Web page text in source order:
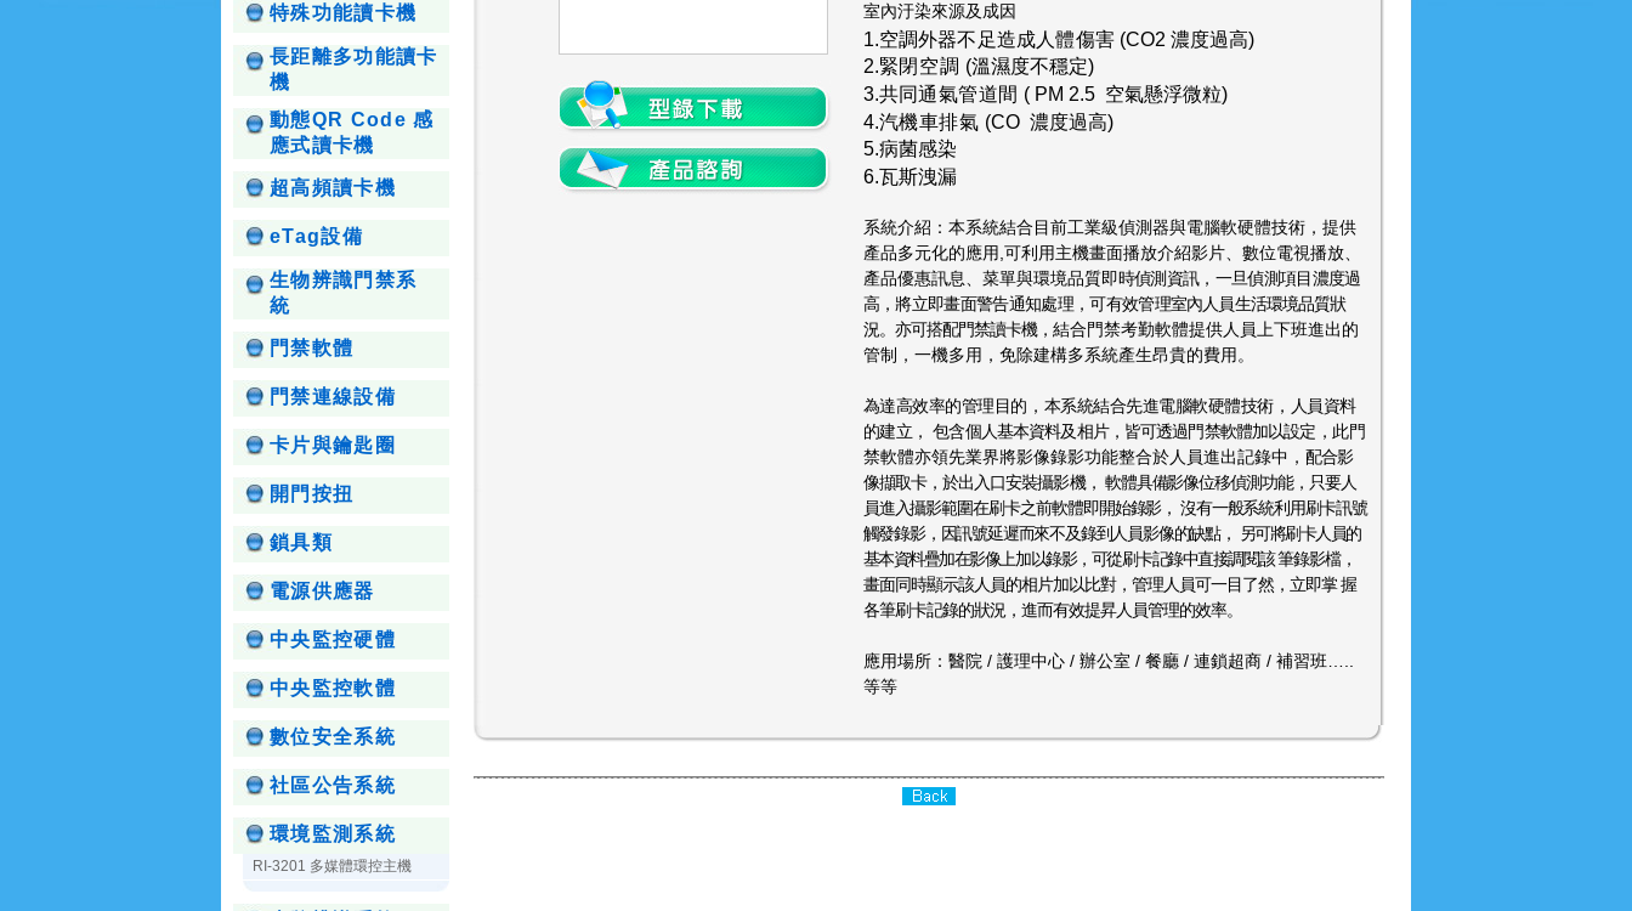
特殊功能讀卡機
長距離多功能讀卡
機
動態QR Code 感
應式讀卡機
超高頻讀卡機
eTag設備
生物辨識門禁系
統
門禁軟體
門禁連線設備
卡片與鑰匙圈
開門按扭
鎖具類
電源供應器
中央監控硬體
中央監控軟體
數位安全系統
社區公告系統
環境監測系統
RI-3201 多媒體環控主機
室內汙染來源及成因
1.空調外器不足造成人體傷害 (CO2 濃度過高)
2.緊閉空調 (溫濕度不穩定)
3.共同通氣管道間 ( PM 2.5 空氣懸浮微粒)
4.汽機車排氣 (CO 濃度過高)
5.病菌感染
6.瓦斯洩漏
系統介紹： 本系統結合目前工業級偵測器與電腦軟硬體技術，提供
產品多元化的應用,可利用主機畫面播放介紹影片、數位電視播放、
產品優惠訊息、菜單與環境品質即時偵測資訊，一旦偵測項目濃度過
高，將立即畫面警告通知處理，可有效管理室內人員生活環境品質狀
況。亦可搭配門禁讀卡機，結合門禁考勤軟體提供人員上下班進出的
管制，一機多用，免除建構多系統產生昂貴的費用。
為達高效率的管理目的，本系統結合先進電腦軟硬體技術，人員資料
的建立，包含個人基本資料及相片，皆可透過門禁軟體加以設定， 此門
禁軟體亦領先業界將影像錄影功能整合於人員進出記錄中， 配合影
像擷取卡，於出入口安裝攝影機， 軟體具備影像位移偵測功能，只要人
員進入攝影範圍在刷卡之前軟體即開始錄影，沒有一般系統利用刷卡訊號
觸發錄影，因訊號延遲而來不及錄到人員影像的缺點，
另可將刷卡人員的
基本資料疊加在影像上加以錄影，可從刷卡記錄中直接調閱該筆錄影檔，
畫面同時顯示該人員的相片加以比對，管理人員可一目了然，立即掌 握
各筆刷卡記錄的狀況，進而有效提昇人員管理的效率。
應用場所：醫院 / 護理中心 / 辦公室 / 餐廳 / 連鎖超商 / 補習班…..
等等